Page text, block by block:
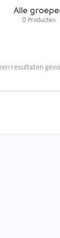
Alle
0 Producten
resultaten